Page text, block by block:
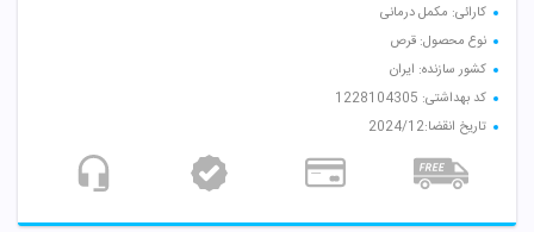
کارائی: مکمل درمانی
نوع محصول: قرص
کشور سازنده: ایران
کد بهداشتی: 1228104305
تاریخ انقضا:2024/12